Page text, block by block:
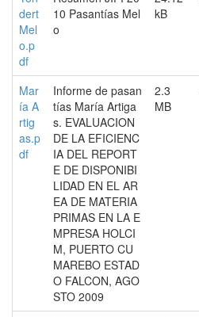
dert
Mel
o.p
df
10 Pasantías Mel
o
kB
Mar
ía A
rtig
as.p
df
Informe de pasan
tías María Artiga
s. EVALUACION
DE LA EFICIENC
IA DEL REPORT
E DE DISPONIBI
LIDAD EN EL AR
EA DE MATERIA
PRIMAS EN LA E
MPRESA HOLCI
M, PUERTO CU
MAREBO ESTAD
O FALCON, AGO
STO 2009
2.3
MB